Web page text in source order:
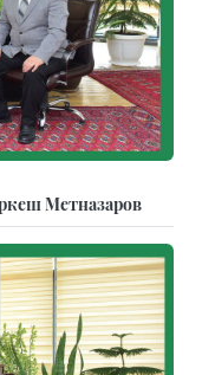
Мeтназаров